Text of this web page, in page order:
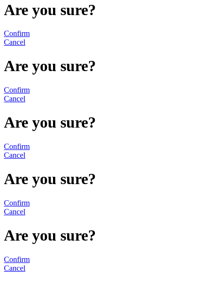
Are you sure?
Confirm
Cancel
Are you sure?
Confirm
Cancel
Are you sure?
Confirm
Cancel
Are you sure?
Confirm
Cancel
Are you sure?
Confirm
Cancel